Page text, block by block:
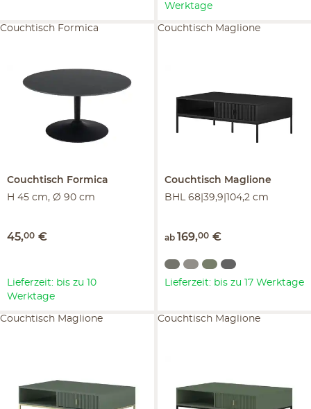
Werktage
Couchtisch Formica
H 45 cm, Ø 90 cm
45,00 €
Couchtisch Formica
Lieferzeit: bis zu 10
Werktage
Couchtisch Maglione
BHL 68|39,9|104,2 cm
ab 169,00 €
Couchtisch Maglione
Lieferzeit: bis zu 17 Werktage
Couchtisch Maglione Couchtisch Maglione